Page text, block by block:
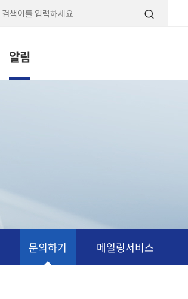
알림
문의하기 메일링서비스